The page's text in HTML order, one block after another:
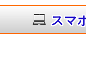
スマ